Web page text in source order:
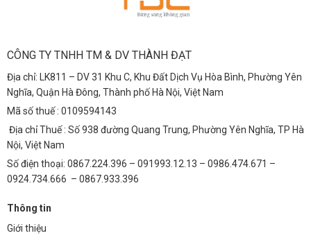
CÔNG TY TNHH TM & DV THÀNH ĐẠT
Địa chỉ: LK811 – DV 31 Khu C, Khu Đất Dịch Vụ Hòa Bình, Phường Yên
Nghĩa, Quận Hà Đông, Thành phố Hà Nội, Việt Nam
Mã số thuế : 0109594143
Địa chỉ Thuế : Số 938 đường Quang Trung, Phường Yên Nghĩa, TP Hà
Nội, Việt Nam
Số điện thoại: 0867.224.396 – 091993.12.13 – 0986.474.671 –
0924.734.666 – 0867.933.396
Thông tin
Giới thiệu